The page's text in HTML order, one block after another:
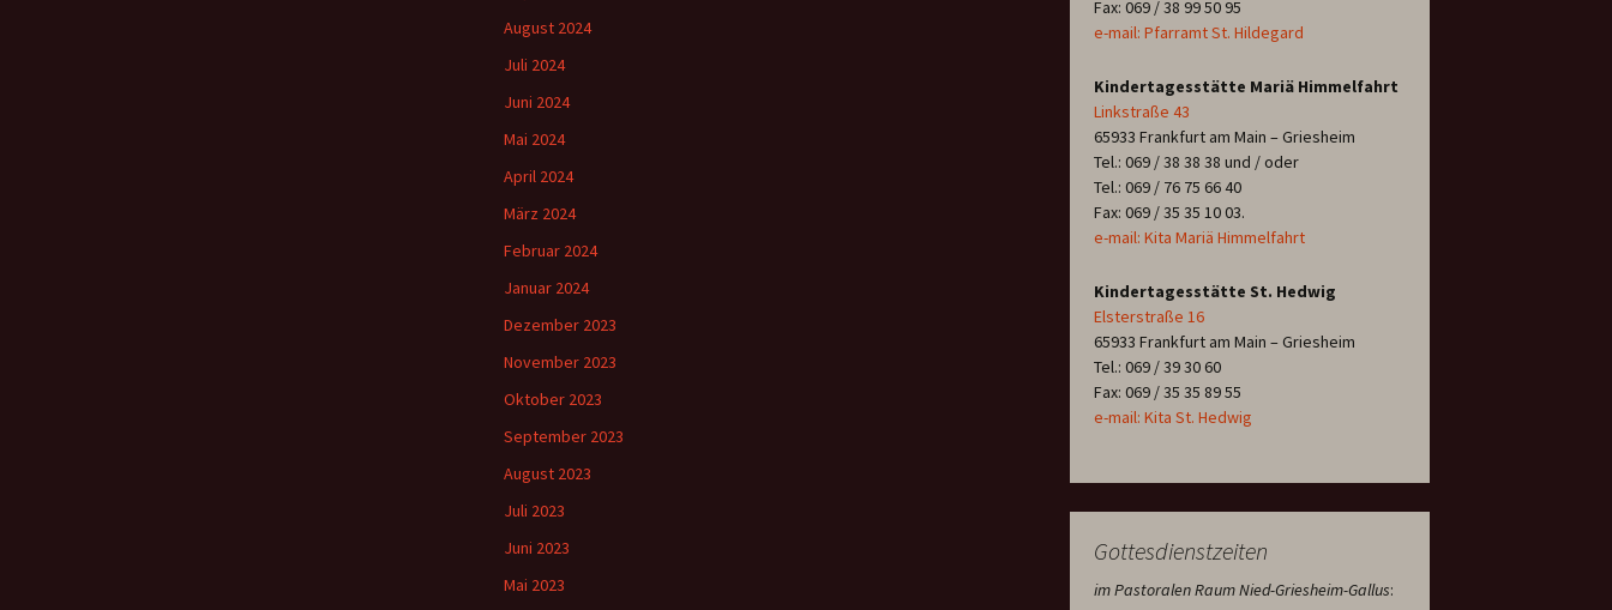
Fax: 069 / 38 99 50 95
e-mail: Pfarramt St. Hildegard
Kindertagesstätte Mariä Himmelfahrt
Linkstraße 43
65933 Frankfurt am Main – Griesheim
Tel.: 069 / 38 38 38 und / oder
Tel.: 069 / 76 75 66 40
Fax: 069 / 35 35 10 03.
e-mail: Kita Mariä Himmelfahrt
Kindertagesstätte St. Hedwig
Elsterstraße 16
65933 Frankfurt am Main – Griesheim
Tel.: 069 / 39 30 60
Fax: 069 / 35 35 89 55
e-mail: Kita St. Hedwig
Gottesdienstzeiten
im Pastoralen Raum Nied-Griesheim-Gallus:
August 2024
Juli 2024
Juni 2024
Mai 2024
April 2024
März 2024
Februar 2024
Januar 2024
Dezember 2023
November 2023
Oktober 2023
September 2023
August 2023
Juli 2023
Juni 2023
Mai 2023